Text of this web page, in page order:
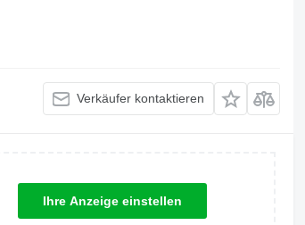
Verkäufer kontaktieren
Ihre Anzeige einstellen